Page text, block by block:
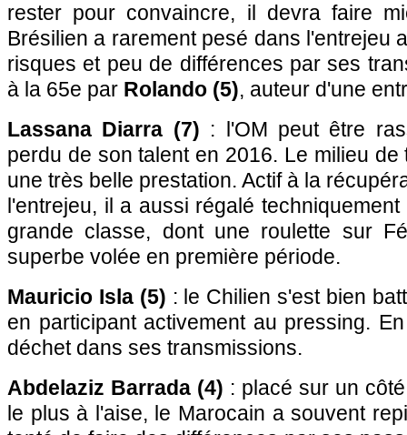
rester pour convaincre, il devra faire
Brésilien a rarement pesé dans l'entrejeu
risques et peu de différences par ses
à la 65e par Rolando (5), auteur d'une
Lassana Diarra (7) : l'OM peut être
perdu de son talent en 2016. Le milieu
une très belle prestation. Actif à la
l'entrejeu, il a aussi régalé
grande classe, dont une roulette sur
superbe volée en première période.
Mauricio Isla (5) : le Chilien s'est bien
en participant activement au pressing.
déchet dans ses transmissions.
Abdelaziz Barrada (4) : placé sur un
le plus à l'aise, le Marocain a souvent